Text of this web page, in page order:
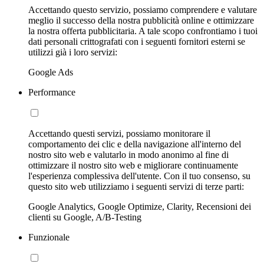
Accettando questo servizio, possiamo comprendere e valutare
meglio il successo della nostra pubblicità online e ottimizzare
la nostra offerta pubblicitaria. A tale scopo confrontiamo i tuoi
dati personali crittografati con i seguenti fornitori esterni se
utilizzi già i loro servizi:
Google Ads
Performance
Accettando questi servizi, possiamo monitorare il
comportamento dei clic e della navigazione all'interno del
nostro sito web e valutarlo in modo anonimo al fine di
ottimizzare il nostro sito web e migliorare continuamente
l'esperienza complessiva dell'utente. Con il tuo consenso, su
questo sito web utilizziamo i seguenti servizi di terze parti:
Google Analytics, Google Optimize, Clarity, Recensioni dei
clienti su Google, A/B-Testing
Funzionale